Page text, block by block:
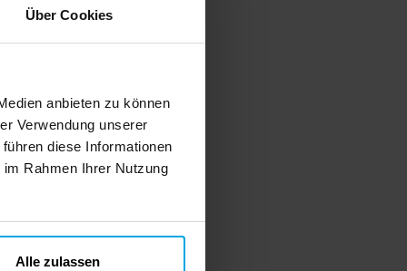
Über Cookies
anbieten zu können
Verwendung unserer
diese Informationen
Rahmen Ihrer Nutzung
Alle zulassen